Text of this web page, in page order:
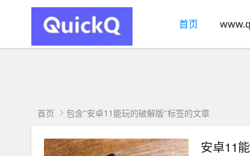
首页
首页 包含"安卓11能玩的破解版"标签的文章
安卓11